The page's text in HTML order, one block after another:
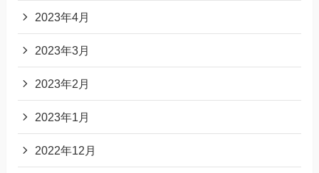
2023年4月
2023年3月
2023年2月
2023年1月
2022年12月